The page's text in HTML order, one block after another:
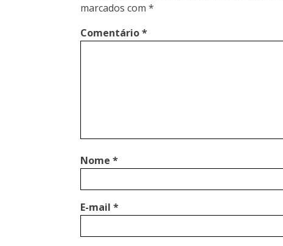
marcados com *
Comentário*
Nome *
E-mail *